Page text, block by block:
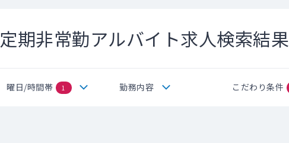
定期非常勤アルバイト求人検索結果
曜日/時間帯 1 勤務内容 こだわり条件